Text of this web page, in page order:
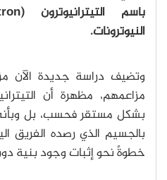
النيوترونات.
وتضيف دراسة جديدة الآن
مزاعمهم، مظهرة أن
بشكل مستقر فحسب، بل
بالجسيم الذي رصده الفريق
خطوةً نحو إثبات وجود بنية